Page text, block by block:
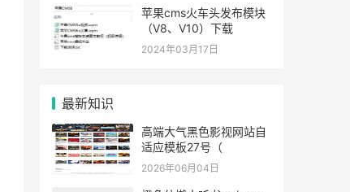
苹果cms火车头发布模块
（V8、V10）下载
2024年03月17日
最新知识
高端大气黑色影视网站自
适应模板27号（
2026年06月04日